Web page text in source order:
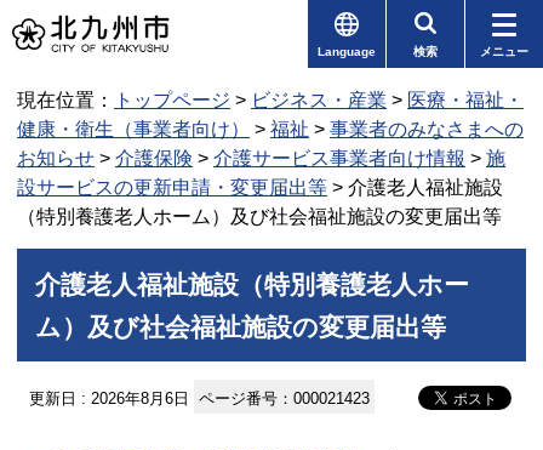
Language 検索 メニュー
現在位置： トップページ > ビジネス・産業 > 医療・福祉・
健康・衛生（事業者向け）
> 福祉 > 事業者のみなさまへの
お知らせ > 介護保険 > 介護サービス事業者向け情報 > 施
設サービスの更新申請・変更届出等 > 介護老人福祉施設
（特別養護老人ホーム）及び社会福祉施設の変更届出等
介護老人福祉施設（特別養護老人ホー
ム）及び社会福祉施設の変更届出等
更新日 : 2026年8月6日 ページ番号：000021423